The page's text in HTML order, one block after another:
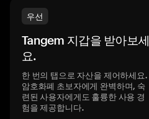
우선
Tangem 지갑을 받아보세
요.
한 번의 탭으로 자산을 제어하세요.
암호화폐 초보자에게 완벽하며, 숙
련된 사용자에게도 훌륭한 사용 경
험을 제공합니다.